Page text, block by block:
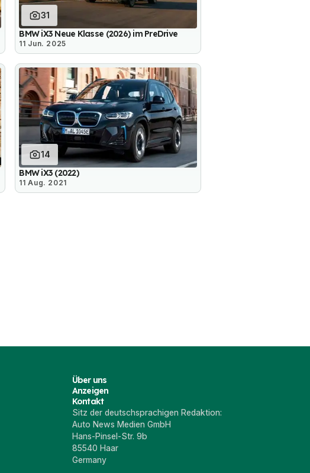
31
BMW iX3 Neue Klasse (2026) im PreDrive
11 Jun. 2025
14
BMW iX3 (2022)
11 Aug. 2021
Über uns
Anzeigen
Kontakt
Sitz der deutschsprachigen Redaktion:
Auto News Medien GmbH
Hans-Pinsel-Str. 9b
85540 Haar
Germany